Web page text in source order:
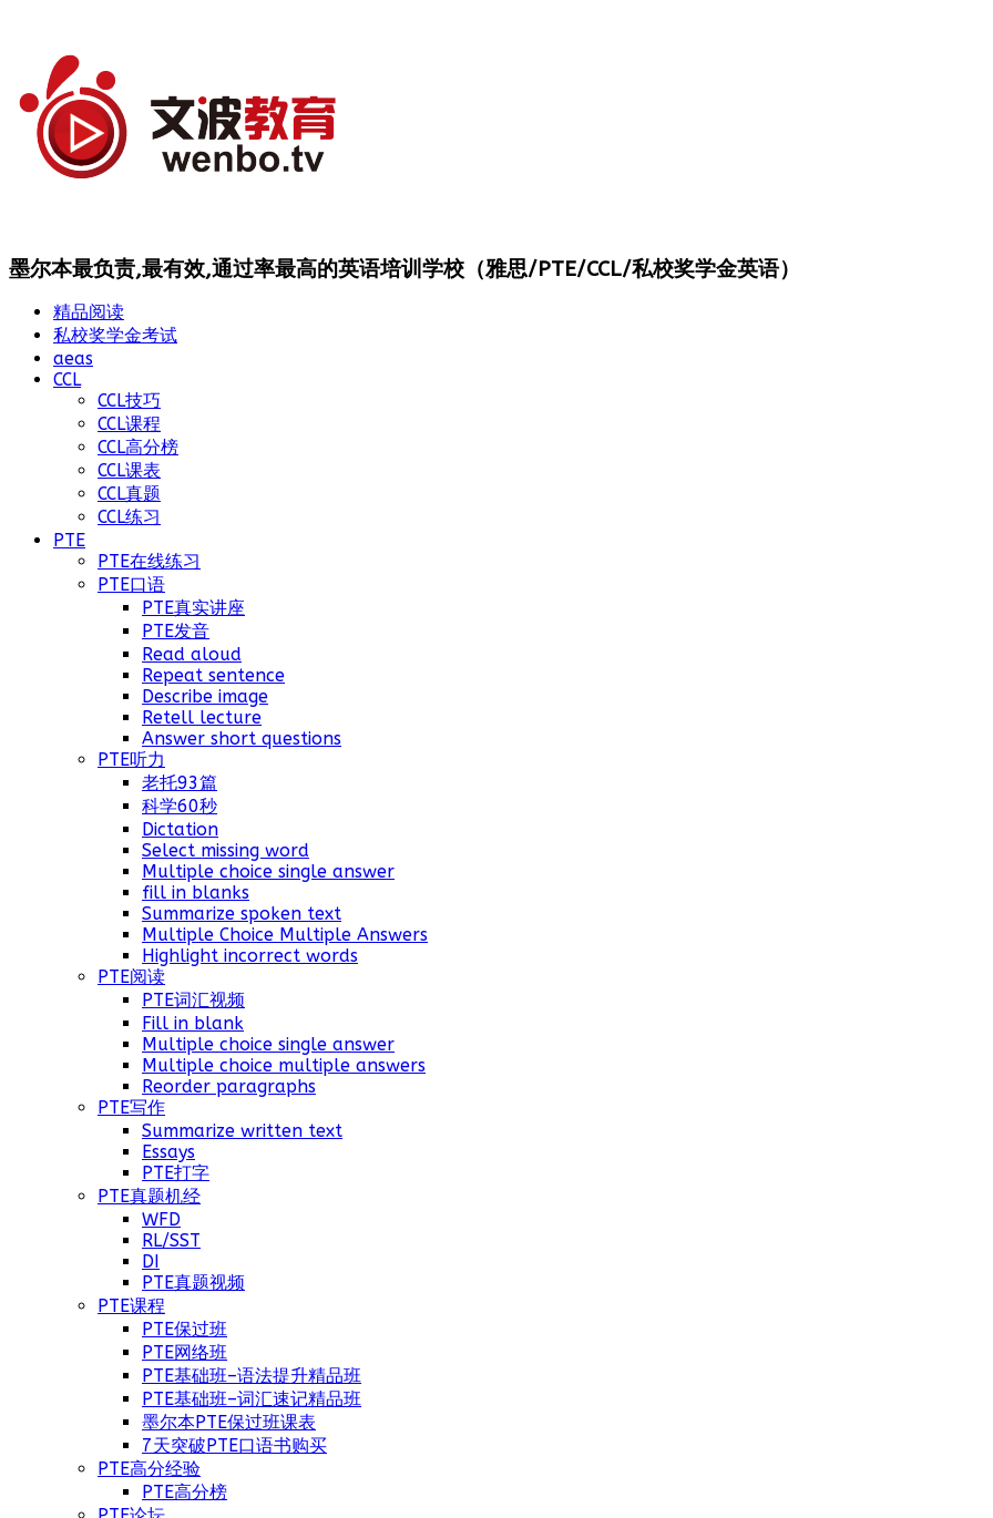
墨尔本最负责,最有效,通过率最高的英语培训学校（雅思/PTE/CCL/私校奖学金英语）
精品阅读
私校奖学金考试
aeas
CCL
CCL技巧
CCL课程
CCL高分榜
CCL课表
CCL真题
CCL练习
PTE
PTE在线练习
PTE口语
PTE真实讲座
PTE发音
Read aloud
Repeat sentence
Describe image
Retell lecture
Answer short questions
PTE听力
老托93篇
科学60秒
Dictation
Select missing word
Multiple choice single answer
fill in blanks
Summarize spoken text
Multiple Choice Multiple Answers
Highlight incorrect words
PTE阅读
PTE词汇视频
Fill in blank
Multiple choice single answer
Multiple choice multiple answers
Reorder paragraphs
PTE写作
Summarize written text
Essays
PTE打字
PTE真题机经
WFD
RL/SST
DI
PTE真题视频
PTE课程
PTE保过班
PTE网络班
PTE基础班–语法提升精品班
PTE基础班–词汇速记精品班
墨尔本PTE保过班课表
7天突破PTE口语书购买
PTE高分经验
PTE高分榜